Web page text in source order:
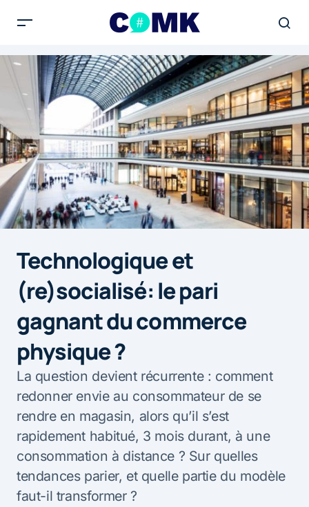
Technologique et
(re)socialisé: le pari
gagnant du commerce
physique ?
La question devient récurrente : comment
redonner envie au consommateur de se
rendre en magasin, alors qu’il s’est
rapidement habitué, 3 mois durant, à une
consommation à distance ? Sur quelles
tendances parier, et quelle partie du modèle
faut-il transformer ?